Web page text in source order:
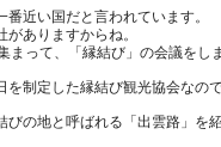
近い国だと言われています。
ありますからね。